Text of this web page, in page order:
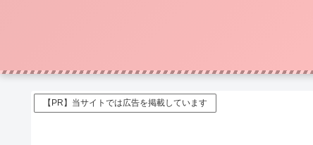
【PR】当サイトでは広告を掲載しています